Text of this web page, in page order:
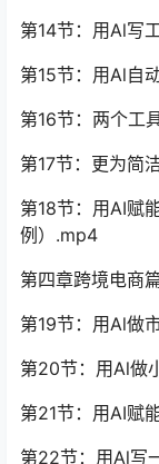
第14节：用Al写
第15节：用Al自
第16节：两个工
第17节：更为简
第18节：用AI赋
例）.mp4
第四章跨境电商
第19节：用Al做
第20节：用Al做
第21节：用AI赋
第22节：用Al写